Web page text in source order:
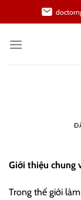
qua
dung
Giới thiệu chung
Trong thế giới